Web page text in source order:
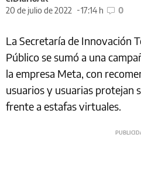
20 de julio de 2022
17:14 h 0
La Secretaría de Innovación
Público se sumó a una
la empresa Meta, con
usuarios y usuarias protejan
frente a estafas virtuales.